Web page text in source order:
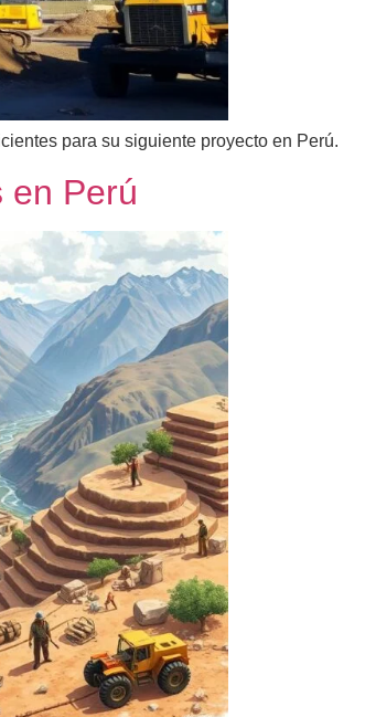
para su siguiente proyecto en Perú.
en Perú